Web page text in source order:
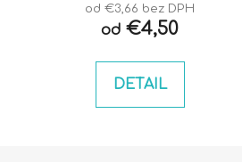
od €3,66 bez DPH
od €4,50
DETAIL